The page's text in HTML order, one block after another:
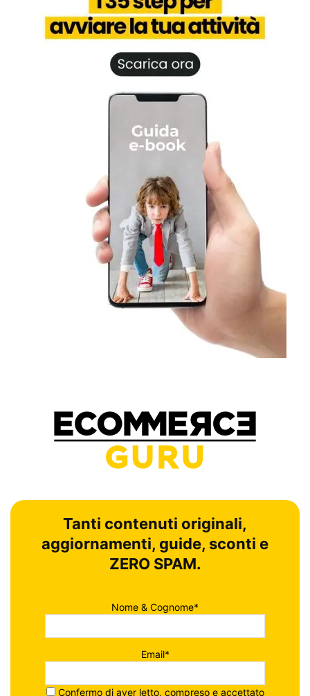
Tanti contenuti originali,
aggiornamenti, guide, sconti e
ZERO SPAM.
Nome & Cognome*
Email*
Confermo di aver letto, compreso e accettato